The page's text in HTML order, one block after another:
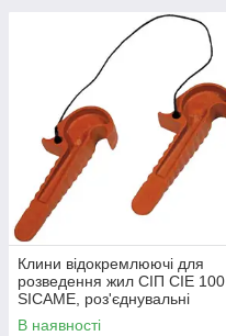
Клини відокремлюючі для
розведення жил СІП CIE 100
SICAME, роз'єднувальні
клини, комплект 2 шт
В наявності